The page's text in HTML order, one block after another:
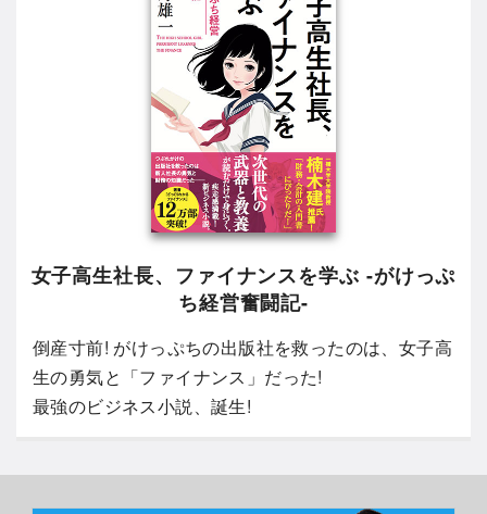
女子高生社長、ファイナンスを学ぶ -がけっぷ
ち経営奮闘記-
倒産寸前! がけっぷちの出版社を救ったのは、女子高
生の勇気と「ファイナンス」だった!
最強のビジネス小説、誕生!